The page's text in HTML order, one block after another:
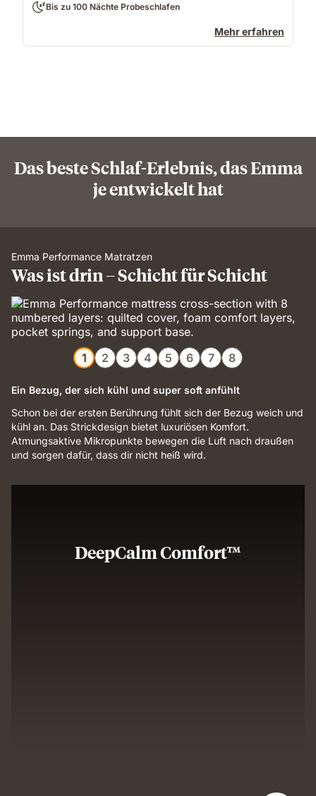
Bis zu 100 Nächte Probeschlafen
Mehr erfahren
Das beste Schlaf-Erlebnis, das Emma
je entwickelt hat
Emma Performance Matratzen
Was ist drin – Schicht für Schicht
1 2 3 4 5 6 7 8
Ein Bezug, der sich kühl und super soft anfühlt
Schon bei der ersten Berührung fühlt sich der Bezug weich und
kühl an. Das Strickdesign bietet luxuriösen Komfort.
Atmungsaktive Mikropunkte bewegen die Luft nach draußen
und sorgen dafür, dass dir nicht heiß wird.
DeepCalm Comfort™